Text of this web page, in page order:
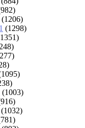
(1206)
(1298)
(1003)
(1032)